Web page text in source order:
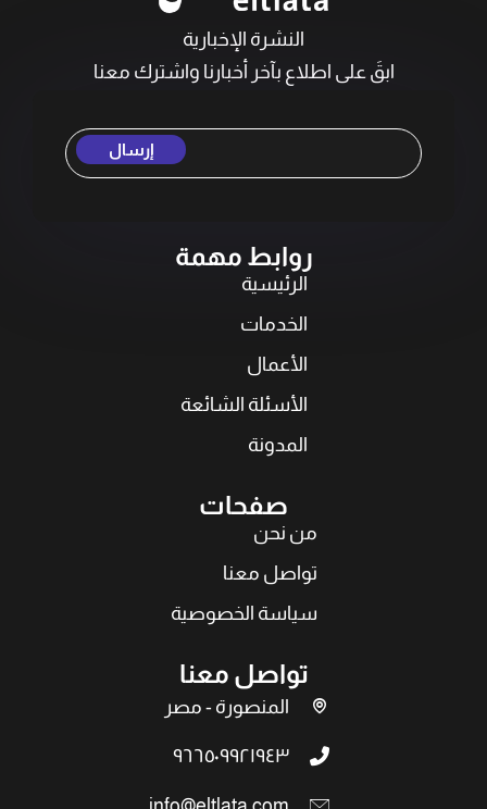
النشرة الإخبارية
ابقَ على اطلاع بآخر أخبارنا واشترك معنا
إرسال
روابط مهمة
الرئيسية
الخدمات
الأعمال
الأسئلة الشائعة
المدونة
صفحات
من نحن
تواصل معنا
سياسة الخصوصية
تواصل معنا
المنصورة - مصر
٩٦٦٥٠٩٩٢١٩٤٣